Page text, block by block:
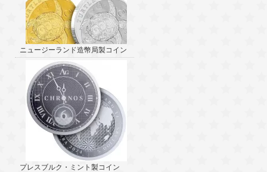
ニュージーランド造幣局製コイン
プレスブルク・ミント製コイン